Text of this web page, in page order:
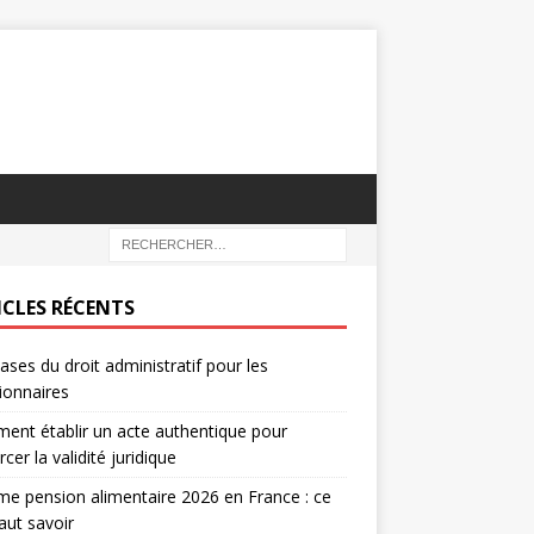
RÉCENTS
du droit administratif pour les
établir un acte authentique pour
la validité juridique
pension alimentaire 2026 en France : ce
savoir